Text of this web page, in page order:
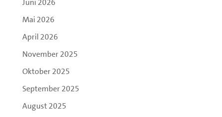
Juni 2026
Mai 2026
April 2026
November 2025
Oktober 2025
September 2025
August 2025